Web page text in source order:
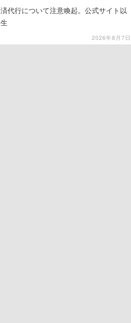
代行について注意喚起。公式サイト以
2026年8月7日